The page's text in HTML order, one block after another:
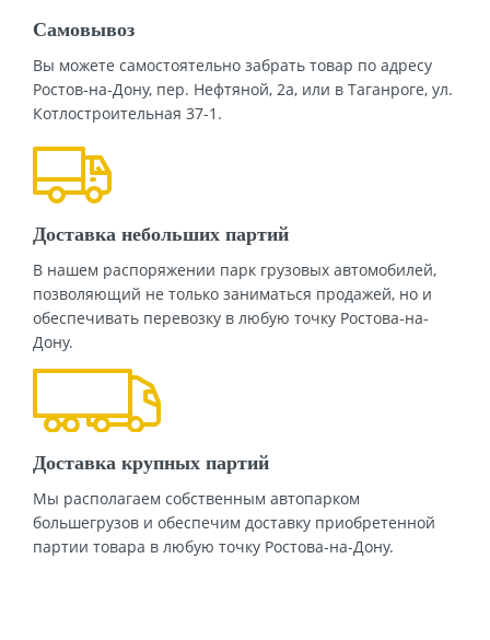
Самовывоз
Вы можете самостоятельно забрать товар по адресу
Ростов-на-Дону, пер. Нефтяной, 2а, или в Таганроге, ул.
Котлостроительная 37-1.
Доставка небольших партий
В нашем распоряжении парк грузовых автомобилей,
позволяющий не только заниматься продажей, но и
обеспечивать перевозку в любую точку Ростова-на-
Дону.
Доставка крупных партий
Мы располагаем собственным автопарком
большегрузов и обеспечим доставку приобретенной
партии товара в любую точку Ростова-на-Дону.